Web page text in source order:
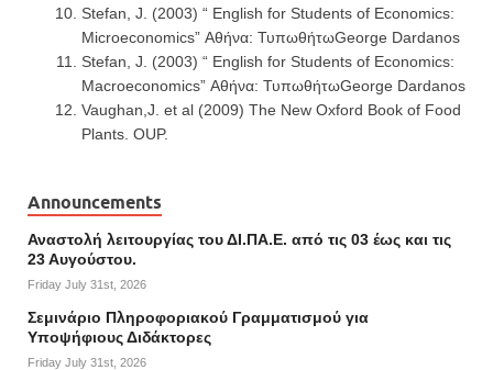
Stefan, J. (2003) “ English for Students of Economics:
Microeconomics” Αθήνα: ΤυπωθήτωGeorge Dardanos
Stefan, J. (2003) “ English for Students of Economics:
Macroeconomics” Αθήνα: ΤυπωθήτωGeorge Dardanos
Vaughan,J. et al (2009) The New Oxford Book of Food
Plants. OUP.
Announcements
Αναστολή λειτουργίας του ΔΙ.ΠΑ.Ε. από τις 03 έως και τις
23 Αυγούστου.
Friday July 31st, 2026
Σεμινάριο Πληροφοριακού Γραμματισμού για
Υποψήφιους Διδάκτορες
Friday July 31st, 2026